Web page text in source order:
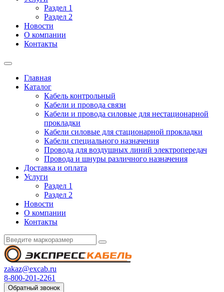
Раздел 1
Раздел 2
Новости
О компании
Контакты
Главная
Каталог
Кабель контрольный
Кабели и провода связи
Кабели и провода силовые для нестационарной
прокладки
Кабели силовые для стационарной прокладки
Кабели специального назначения
Провода для воздушных линий электропередач
Провода и шнуры различного назначения
Доставка и оплата
Услуги
Раздел 1
Раздел 2
Новости
О компании
Контакты
zakaz@excab.ru
8-800-201-2261
Обратный звонок